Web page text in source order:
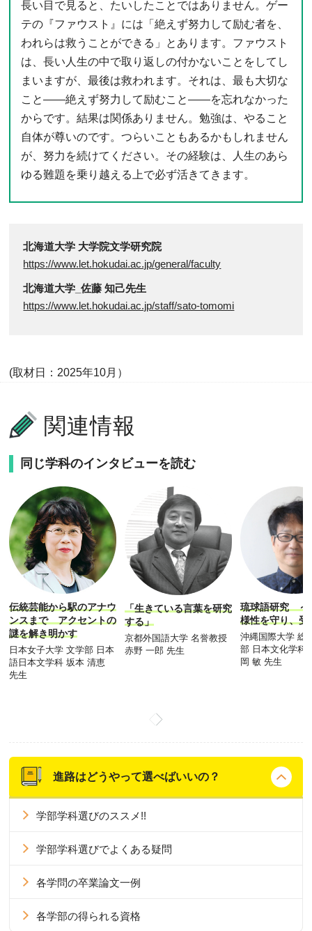
長い目で見ると、たいしたことではありません。ゲー
テの『ファウスト』には「絶えず努力して励む者を、
われらは救うことができる」とあります。ファウスト
は、長い人生の中で取り返しの付かないことをしてし
まいますが、最後は救われます。それは、最も大切な
こと――絶えず努力して励むこと――を忘れなかった
からです。結果は関係ありません。勉強は、やること
自体が尊いのです。つらいこともあるかもしれません
が、努力を続けてください。その経験は、人生のあら
ゆる難題を乗り越える上で必ず活きてきます。
北海道大学 大学院文学研究院
https://www.let.hokudai.ac.jp/general/faculty
北海道大学_佐藤 知己先生
https://www.let.hokudai.ac.jp/staff/sato-tomomi
(取材日：2025年10月）
関連情報
同じ学科のインタビューを読む
伝統芸能から駅のアナウ
ンスまで アクセントの
謎を解き明かす
日本女子大学 文学部 日本
語日本文学科 坂本 清恵
先生
「生きている言葉を研究
する」
京都外国語大学 名誉教授
赤野 一郎 先生
琉球語研究 ～
様性を守り、受
沖縄国際大学 総
部 日本文化学科
岡 敏 先生
進路はどうやって選べばいいの？
学部学科選びのススメ!!
学部学科選びでよくある疑問
各学問の卒業論文一例
各学部の得られる資格